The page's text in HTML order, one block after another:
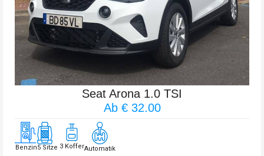
Seat Arona 1.0 TSI
Ab € 32.00
Benzin5 Sitze 3 KofferAutomatik